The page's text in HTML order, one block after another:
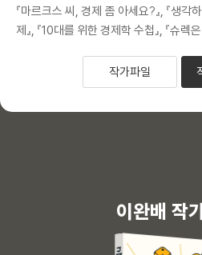
『마르크스 씨, 경제 좀 아세요?』, 『생
제』, 『10대를 위한 경제학 수첩』, 『슈렉
작가파일
이완배 작